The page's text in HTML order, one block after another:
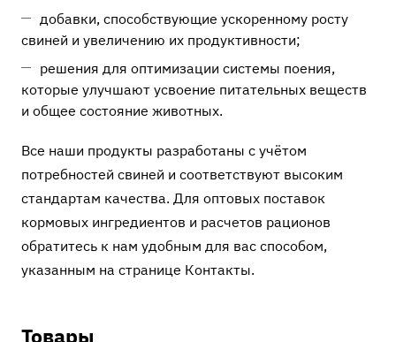
добавки, способствующие ускоренному росту
свиней и увеличению их продуктивности;
решения для оптимизации системы поения,
которые улучшают усвоение питательных веществ
и общее состояние животных.
Все наши продукты разработаны с учётом
потребностей свиней и соответствуют высоким
стандартам качества. Для оптовых поставок
кормовых ингредиентов и расчетов рационов
обратитесь к нам удобным для вас способом,
указанным на странице Контакты.
Товары